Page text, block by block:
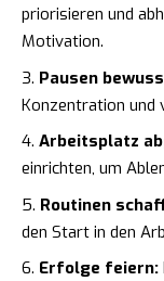
priorisieren und
Motivation.
Pausen
Konzentration und
Arbeitsplatz
einrichten, um
Routinen
den Start in den
Erfolge feiern: